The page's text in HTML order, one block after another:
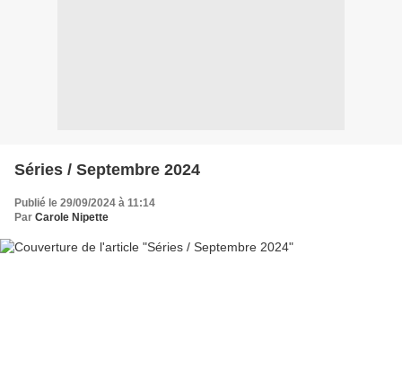
Séries / Septembre 2024
Publié le 29/09/2024 à 11:14
Par Carole Nipette